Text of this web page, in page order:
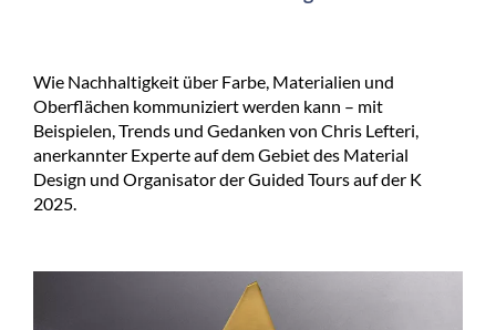
Wie Nachhaltigkeit über Farbe, Materialien und
Oberflächen kommuniziert werden kann – mit
Beispielen, Trends und Gedanken von Chris Lefteri,
anerkannter Experte auf dem Gebiet des Material
Design und Organisator der Guided Tours auf der K
2025.